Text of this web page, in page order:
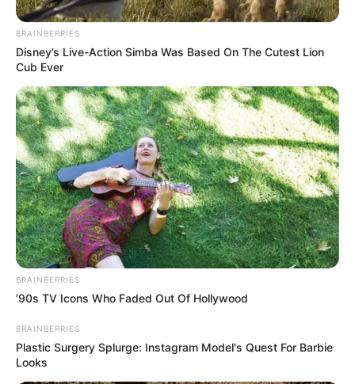
BRAINBERRIES
Disney’s Live-Action Simba Was Based On The Cutest Lion
Cub Ever
BRAINBERRIES
’90s TV Icons Who Faded Out Of Hollywood
BRAINBERRIES
Plastic Surgery Splurge: Instagram Model's Quest For Barbie
Looks